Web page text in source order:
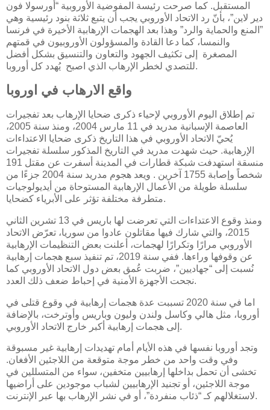
المستقبل. كما صرحت رئيسة المفوضية الأوروبية “أورسولا فون
دير لاين”، بأنّ رد الاتحاد الأوروبي يجب أن يتبع ثلاثة بنود رئيسية وهي
”المنع والحماية والرد” وهذا بعد الهجمات الإرهابية الأخيرة في فرنسا
والنمسا، كما دعا القادة والمسؤولون الأوروبيون في قمتهم
المصغرة إلى تكثيف الجهود والتعاون والتنسيق بشكل أفضل
للتصدي لخطر الإرهاب الذي اصبح يُهدد كل أوروبا.
واقع الارهاب في اوروبا
تم إطلاق اليوم الأوروبي لإحياء ذكرى ضحايا الإرهاب بعد تفجيرات
العاصمة الإسبانية مدريد في 11 مارس 2004، ومنذ سنة 2005،
يُحيّ الاتحاد الأوروبي في هذا التاريخ ذكرى ضحايا الاعتداءات
الإرهابية. حيث شهدت مدريد في التاريخ المذكور سلسلة تفجيرات
منسقة استهدفت شبكة قطارات في المدينة أسفرت عن مقتل 191
شخصاً وإصابة 1755 آخرين . ويعد هجوم مدريد سنة 2004 جزءًا من
سلسلة طويلة من الأعمال الإرهابية المستوحاة من أيديولوجيات
متطرفة مختلفة تؤثر على الأبرياء كضحايا.
ومنذ وقوع الاعتداءات التي تعرضت لها باريس في 13 تشرين الثاني
2015، والتي شارك فيها مقاتلون عادوا من سوريا، تعرّض الاتحاد
الأوروبي مرارًا وتكرارًا لهجمات، أعلنت بعض التنظيمات الإرهابية
عن وقوفها وراءها. ففي سنة 2019، تم تنفيذ سبع هجمات إرهابية
نُسبت إلى “جهاديين”، ضربت عُمق بعض دول الاتحاد الأوروبي كما
نجحت الأجهزة الأمنية في إحباط ضعف ذلك العدد.
اما في سنة 2020 تسببت عدة هجمات إرهابية في وقوع قتلى في
أوروبا، مثل هالي وكاسل ولندن وليون وباريس وأوترخت، بالإضافة
إلى هجمات إرهابية أكبر خارج الاتحاد الأوروبي.
وتجد أوروبا نفسها في هذه الأيام أمام تهديدات إرهابية غير مسبوقة
وفي وقت واحد من خطر موجة متوقعة من اللاجئين الأفغان.
تخشى أن تحمل بداخلها إرهابيين متخفين، سواء من المتسللين في
موجة اللاجئين، أو تجنيد الإرهابيين لشباب موجودين على أراضيها
لاستغلالهم كـ “ذئاب منفردة”، أو في نشر الإرهاب بها عبر الإنترنت.